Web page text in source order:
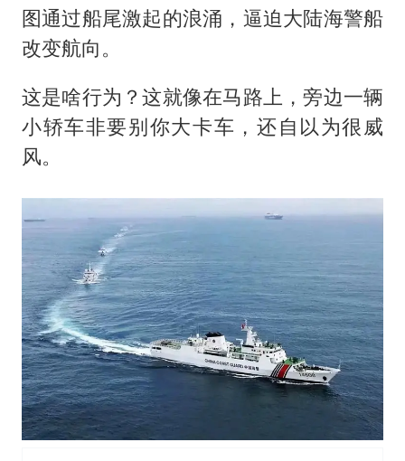
图通过船尾激起的浪涌，逼迫大陆海警船
改变航向。
这是啥行为？这就像在马路上，旁边一辆
小轿车非要别你大卡车，还自以为很威
风。